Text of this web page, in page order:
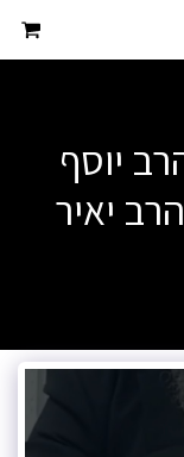
יוסף
יאיר